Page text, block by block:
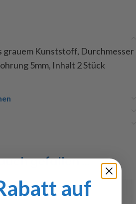
grauem Kunststoff, Durchmesser
5mm, Inhalt 2 Stück
gefallen …
auf